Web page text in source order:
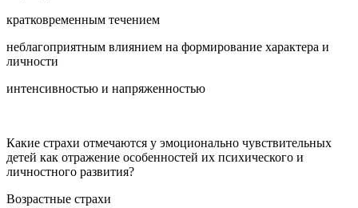
кратковременным течением
неблагоприятным влиянием на формирование характера и
личности
интенсивностью и напряженностью
Какие страхи отмечаются у эмоционально чувствительных
детей как отражение особенностей их психического и
личностного развития?
Возрастные страхи